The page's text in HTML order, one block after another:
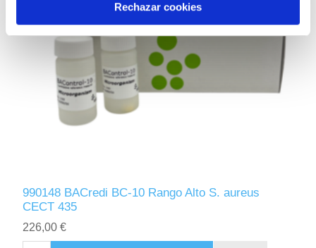
Rechazar cookies
990148 BACredi BC-10 Rango Alto S. aureus
CECT 435
226,00 €